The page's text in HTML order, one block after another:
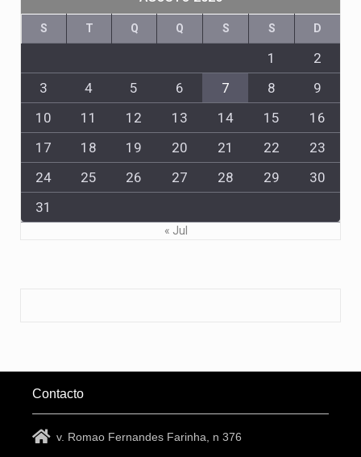
S T Q Q S S D
1
2
3
4 5 6 7 8
9
10
11 12 13 14 15
16
17
18 19 20 21 22
23
24
25 26 27 28 29
30
31
« Jul
Contacto
v. Romao Fernandes Farinha, n 376